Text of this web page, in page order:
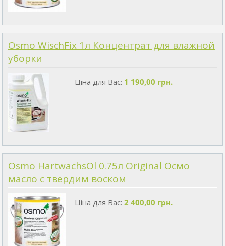
Osmo WischFix 1л Концентрат для влажной
уборки
Ціна для Вас: 1 190,00 грн.
Osmo HartwachsOl 0.75л Original Осмо
масло с твердим воском
Ціна для Вас: 2 400,00 грн.